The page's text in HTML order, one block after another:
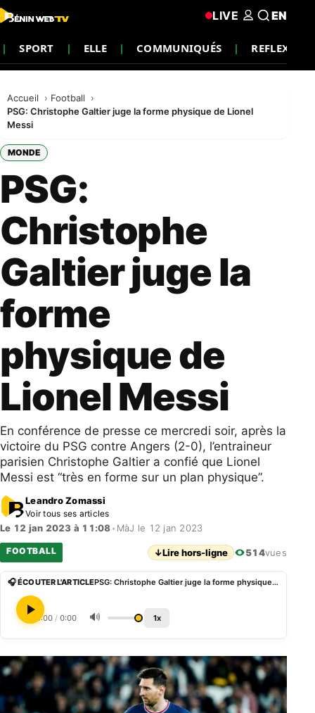
SPORT ELLE COMMUNIQUÉS REFLEXION
LIVE EN
Accueil
Football
PSG: Christophe Galtier juge la forme physique de Lionel
Messi
MONDE
PSG:
Christophe
Galtier juge la
forme
physique de
Lionel Messi
En conférence de presse ce mercredi soir, après la
victoire du PSG contre Angers (2-0), l’entraineur
parisien Christophe Galtier a confié que Lionel
Messi est “très en forme sur un plan physique”.
Leandro Zomassi
Voir tous ses articles
Le 12 jan 2023 à 11:08• MàJ le 12 jan 2023
FOOTBALL ↓Lire hors-ligne 514vues
🎧 ÉCOUTER L'ARTICLE PSG: Christophe Galtier juge la forme physique de Lionel Messi
0:00 / 0:00 🔊 1x